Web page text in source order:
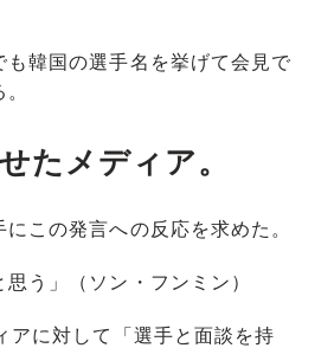
韓国の選手名を挙げて会見で
たメディア。
この発言への反応を求めた。
う」（ソン・フンミン）
に対して「選手と面談を持